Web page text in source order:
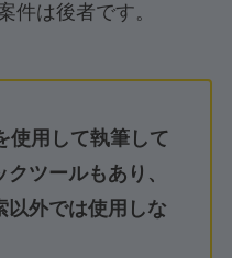
件は後者です。
使用して執筆して
ツールもあり、
以外では使用しな